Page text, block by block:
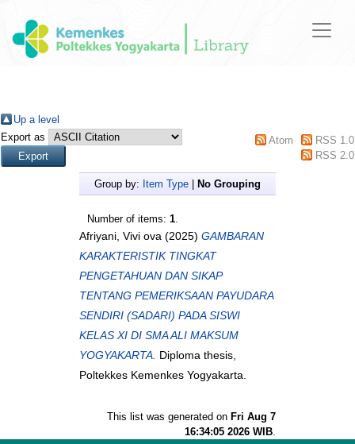
Up a level
Export as
Atom
RSS 1.0
RSS 2.0
Group by: Item Type No Grouping
Number of items: 1.
Afriyani, Vivi ova (2025) GAMBARAN
KARAKTERISTIK TINGKAT
PENGETAHUAN DAN SIKAP
TENTANG PEMERIKSAAN PAYUDARA
SENDIRI (SADARI) PADA SISWI
KELAS XI DI SMA ALI MAKSUM
YOGYAKARTA. Diploma thesis,
Poltekkes Kemenkes Yogyakarta.
This list was generated on Fri Aug 7
16:34:05 2026 WIB.